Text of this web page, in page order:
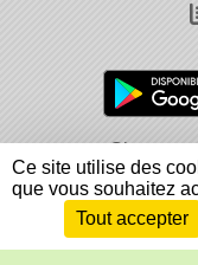
Charte
Informations
Envie de participer ?
Ce site utilise des
que vous souhaitez
Tout accepter